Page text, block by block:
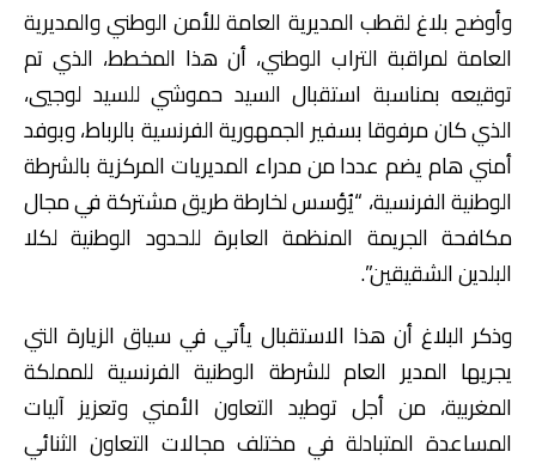
وأوضح بلاغ لقطب المديرية العامة للأمن الوطني والمديرية
العامة لمراقبة التراب الوطني، أن هذا المخطط، الذي تم
توقيعه بمناسبة استقبال السيد حموشي للسيد لوجيي،
الذي كان مرفوقا بسفير الجمهورية الفرنسية بالرباط، وبوفد
أمني هام يضم عددا من مدراء المديريات المركزية بالشرطة
الوطنية الفرنسية، “يُؤسس لخارطة طريق مشتركة في مجال
مكافحة الجريمة المنظمة العابرة للحدود الوطنية لكلا
البلدين الشقيقين”.
وذكر البلاغ أن هذا الاستقبال يأتي في سياق الزيارة التي
يجريها المدير العام للشرطة الوطنية الفرنسية للمملكة
المغربية، من أجل توطيد التعاون الأمني وتعزيز آليات
المساعدة المتبادلة في مختلف مجالات التعاون الثنائي